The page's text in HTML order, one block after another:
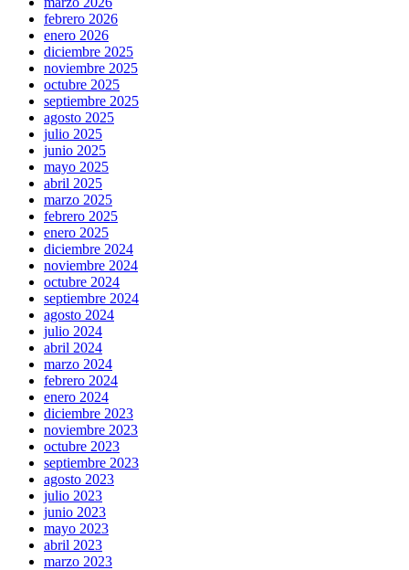
febrero 2026
enero 2026
diciembre 2025
noviembre 2025
octubre 2025
septiembre 2025
agosto 2025
julio 2025
junio 2025
mayo 2025
abril 2025
marzo 2025
febrero 2025
enero 2025
diciembre 2024
noviembre 2024
octubre 2024
septiembre 2024
agosto 2024
julio 2024
abril 2024
marzo 2024
febrero 2024
enero 2024
diciembre 2023
noviembre 2023
octubre 2023
septiembre 2023
agosto 2023
julio 2023
junio 2023
mayo 2023
abril 2023
marzo 2023